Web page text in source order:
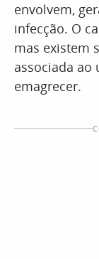
envolvem,
infecção. O
mas existem
associada ao
emagrecer.